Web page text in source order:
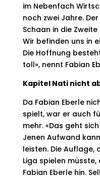
im Nebenfach
noch zwei Jahre.
Schaan in die
Wir befinden uns in
Die Hoffnung
toll», nennt Fabian
Kapitel Nati nicht
Da Fabian Eberle
spielt, war er auch
mehr. «Das geht
Jenen Aufwand
leisten. Die Auflage,
Liga spielen
Fabian Eberle hin.